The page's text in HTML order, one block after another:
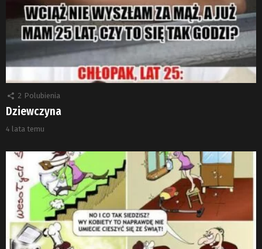
2 Polubienia
Dziewczyna
4 lata temu